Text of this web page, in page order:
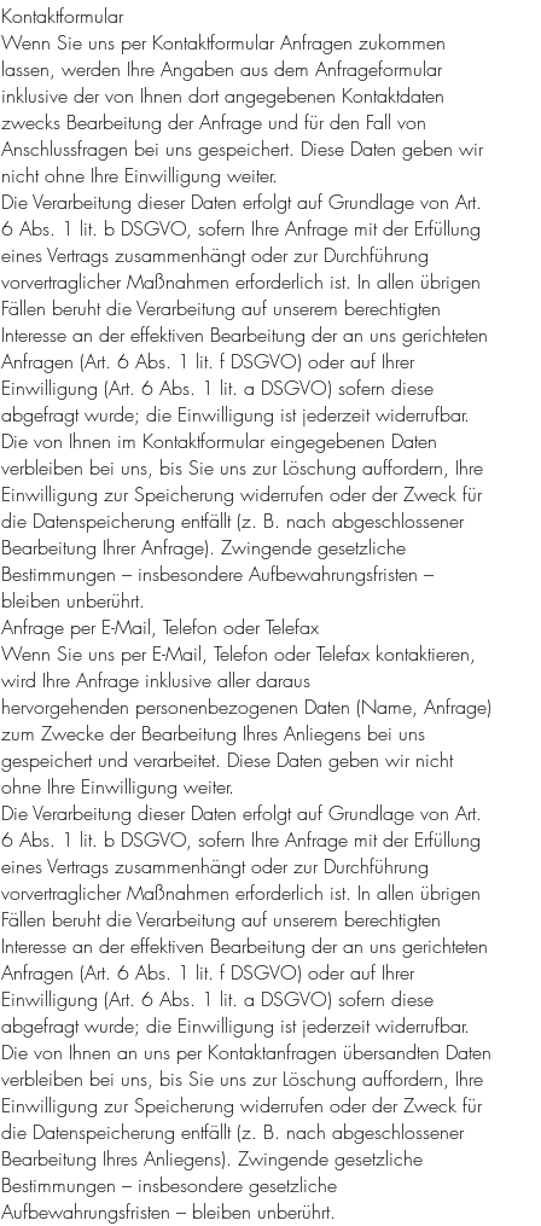
Kontaktformular
Wenn Sie uns per Kontaktformular Anfragen zukommen
lassen, werden Ihre Angaben aus dem Anfrageformular
inklusive der von Ihnen dort angegebenen Kontaktdaten
zwecks Bearbeitung der Anfrage und für den Fall von
Anschlussfragen bei uns gespeichert. Diese Daten geben wir
nicht ohne Ihre Einwilligung weiter.
Die Verarbeitung dieser Daten erfolgt auf Grundlage von Art.
6 Abs. 1 lit. b DSGVO, sofern Ihre Anfrage mit der Erfüllung
eines Vertrags zusammenhängt oder zur Durchführung
vorvertraglicher Maßnahmen erforderlich ist. In allen übrigen
Fällen beruht die Verarbeitung auf unserem berechtigten
Interesse an der effektiven Bearbeitung der an uns gerichteten
Anfragen (Art. 6 Abs. 1 lit. f DSGVO) oder auf Ihrer
Einwilligung (Art. 6 Abs. 1 lit. a DSGVO) sofern diese
abgefragt wurde; die Einwilligung ist jederzeit widerrufbar.
Die von Ihnen im Kontaktformular eingegebenen Daten
verbleiben bei uns, bis Sie uns zur Löschung auffordern, Ihre
Einwilligung zur Speicherung widerrufen oder der Zweck für
die Datenspeicherung entfällt (z. B. nach abgeschlossener
Bearbeitung Ihrer Anfrage). Zwingende gesetzliche
Bestimmungen – insbesondere Aufbewahrungsfristen –
bleiben unberührt.
Anfrage per E-Mail, Telefon oder Telefax
Wenn Sie uns per E-Mail, Telefon oder Telefax kontaktieren,
wird Ihre Anfrage inklusive aller daraus
hervorgehenden personenbezogenen Daten (Name, Anfrage)
zum Zwecke der Bearbeitung Ihres Anliegens bei uns
gespeichert und verarbeitet. Diese Daten geben wir nicht
ohne Ihre Einwilligung weiter.
Die Verarbeitung dieser Daten erfolgt auf Grundlage von Art.
6 Abs. 1 lit. b DSGVO, sofern Ihre Anfrage mit der Erfüllung
eines Vertrags zusammenhängt oder zur Durchführung
vorvertraglicher Maßnahmen erforderlich ist. In allen übrigen
Fällen beruht die Verarbeitung auf unserem berechtigten
Interesse an der effektiven Bearbeitung der an uns gerichteten
Anfragen (Art. 6 Abs. 1 lit. f DSGVO) oder auf Ihrer
Einwilligung (Art. 6 Abs. 1 lit. a DSGVO) sofern diese
abgefragt wurde; die Einwilligung ist jederzeit widerrufbar.
Die von Ihnen an uns per Kontaktanfragen übersandten Daten
verbleiben bei uns, bis Sie uns zur Löschung auffordern, Ihre
Einwilligung zur Speicherung widerrufen oder der Zweck für
die Datenspeicherung entfällt (z. B. nach abgeschlossener
Bearbeitung Ihres Anliegens). Zwingende gesetzliche
Bestimmungen – insbesondere gesetzliche
Aufbewahrungsfristen – bleiben unberührt.